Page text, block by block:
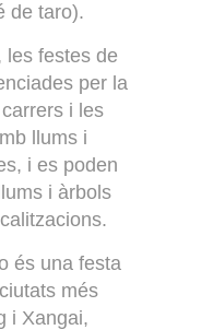
de taro).
les festes de
per la
i les
llums i
i es poden
i àrbols
és una festa
més
i Xangai,